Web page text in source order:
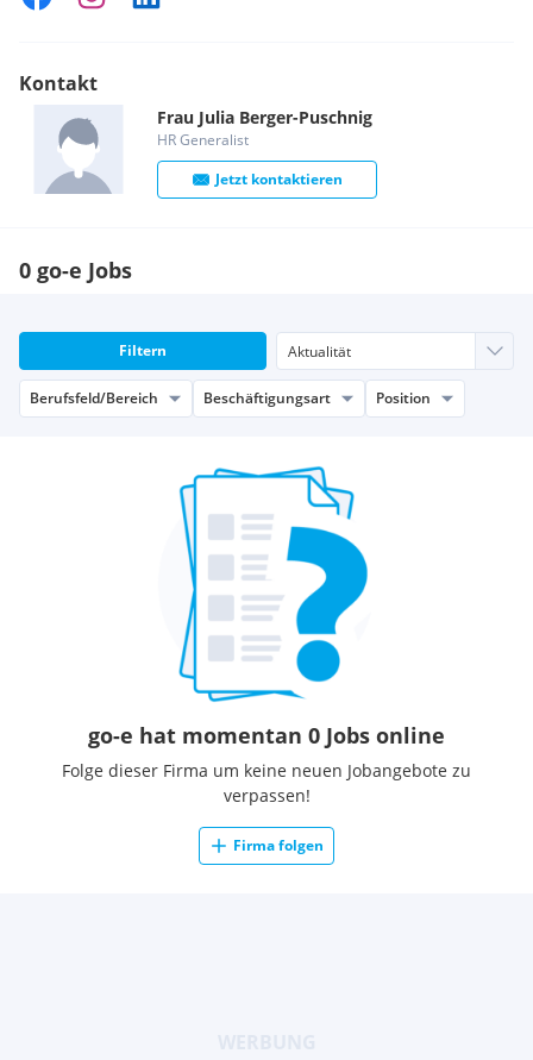
Kontakt
Frau Julia Berger-Puschnig
HR Generalist
Jetzt kontaktieren
0 go-e Jobs
Filtern
Berufsfeld/Bereich Beschäftigungsart Position
go-e hat momentan 0 Jobs online
Folge dieser Firma um keine neuen Jobangebote zu
verpassen!
Firma folgen